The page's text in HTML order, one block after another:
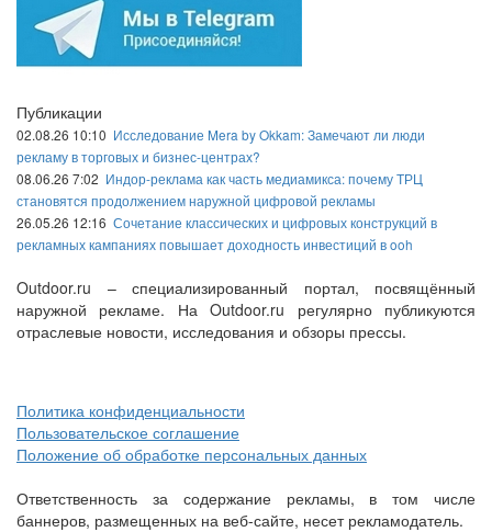
Публикации
02.08.26 10:10 Исследование Mera by Okkam: Замечают ли люди
рекламу в торговых и бизнес-центрах?
08.06.26 7:02 Индор-реклама как часть медиамикса: почему ТРЦ
становятся продолжением наружной цифровой рекламы
26.05.26 12:16 Сочетание классических и цифровых конструкций в
рекламных кампаниях повышает доходность инвестиций в ooh
Outdoor.ru – специализированный портал, посвящённый
наружной рекламе. На Outdoor.ru регулярно публикуются
отраслевые новости, исследования и обзоры прессы.
Политика конфиденциальности
Пользовательское соглашение
Положение об обработке персональных данных
Ответственность за содержание рекламы, в том числе
баннеров, размещенных на веб-сайте, несет рекламодатель.